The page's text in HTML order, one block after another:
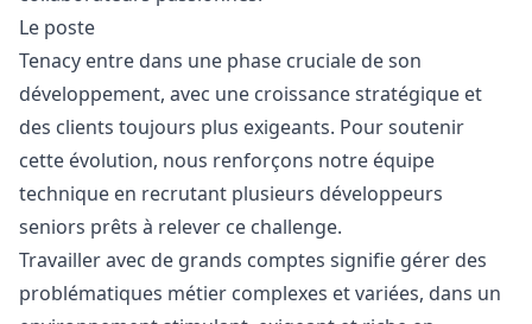
Le poste
Tenacy entre dans une phase cruciale de son
développement, avec une croissance stratégique et
des clients toujours plus exigeants. Pour soutenir
cette évolution, nous renforçons notre équipe
technique en recrutant plusieurs développeurs
seniors prêts à relever ce challenge.
Travailler avec de grands comptes signifie gérer des
problématiques métier complexes et variées, dans un